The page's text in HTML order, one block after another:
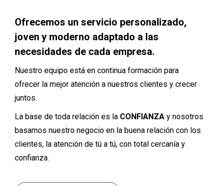
Ofrecemos un servicio personalizado,
joven y moderno adaptado a las
necesidades de cada empresa.
Nuestro equipo está en continua formación para
ofrecer la mejor atención a nuestros clientes y crecer
juntos.
La base de toda relación es la CONFIANZA y nosotros
basamos nuestro negocio en la buena relación con los
clientes, la atención de tú a tú, con total cercanía y
confianza.